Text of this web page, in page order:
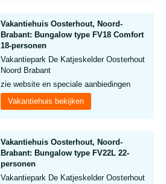
Vakantiehuis Oosterhout, Noord-
Brabant: Bungalow type FV18 Comfort
18-personen
Vakantiepark De Katjeskelder Oosterhout
Noord Brabant
zie website en speciale aanbiedingen
Vakantiehuis bekijken
Vakantiehuis Oosterhout, Noord-
Brabant: Bungalow type FV22L 22-
personen
Vakantiepark De Katjeskelder Oosterhout